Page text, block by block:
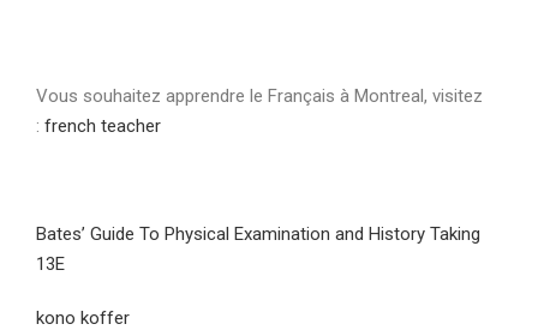
Vous souhaitez apprendre le Français à Montreal, visitez
: french teacher
Bates’ Guide To Physical Examination and History Taking
13E
kono koffer